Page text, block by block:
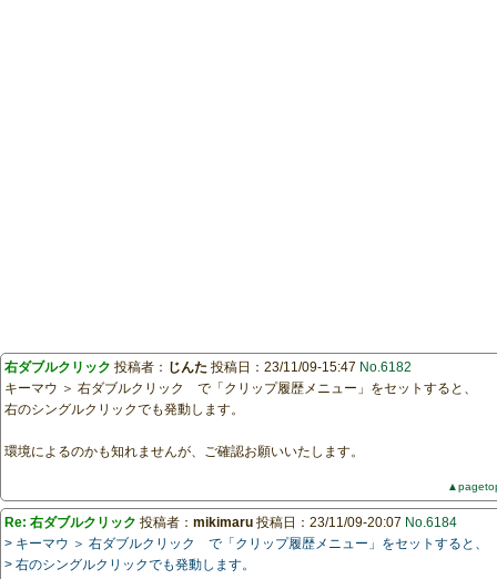
右ダブルクリック 投稿者： じんた 投稿日：23/11/09-15:47 No.6182
キーマウ ＞ 右ダブルクリック で「クリップ履歴メニュー」をセットすると、
右のシングルクリックでも発動します。
環境によるのかも知れませんが、ご確認お願いいたします。
Re: 右ダブルクリック 投稿者： mikimaru 投稿日：23/11/09-20:07 No.6184
> キーマウ ＞ 右ダブルクリック で「クリップ履歴メニュー」をセットすると、
> 右のシングルクリックでも発動します。